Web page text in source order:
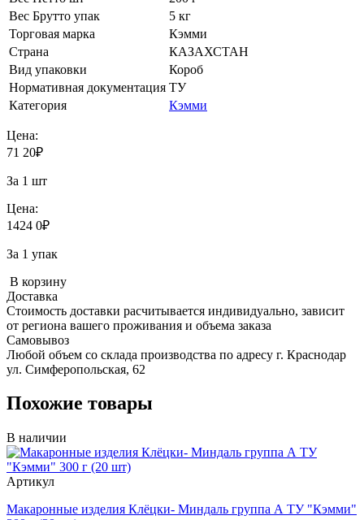
Вес Брутто упак
5 кг
Торговая марка
Кэмми
Страна
КАЗАХСТАН
Вид упаковки
Короб
Нормативная документация ТУ
Категория
Кэмми
Цена:
71 20₽
За 1 шт
Цена:
1424 0₽
За 1 упак
В корзину
Доставка
Стоимость доставки расчитывается индивидуально, зависит
от региона вашего проживания и объема заказа
Самовывоз
Любой объем со склада производства по адресу г. Краснодар
ул. Симферопольская, 62
Похожие товары
В наличии
Артикул
Макаронные изделия Клёцки- Миндаль группа А ТУ "Кэмми"